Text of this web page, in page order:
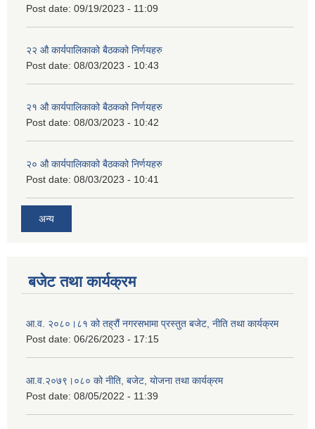
Post date: 09/19/2023 - 11:09
२‍२ औ कार्यपालिकाको बैठकको निर्णयहरु
Post date: 08/03/2023 - 10:43
२‍१ औ कार्यपालिकाको बैठकको निर्णयहरु
Post date: 08/03/2023 - 10:42
२‍० औ कार्यपालिकाको बैठकको निर्णयहरु
Post date: 08/03/2023 - 10:41
अन्य
बजेट तथा कार्यक्रम
आ.व. २०८०।८१ को तह्रौं नगरसभामा प्रस्तुत बजेट, नीति तथा कार्यक्रम
Post date: 06/26/2023 - 17:15
आ.व.२०७९।०८० को नीति, बजेट, योजना तथा कार्यक्रम
Post date: 08/05/2022 - 11:39